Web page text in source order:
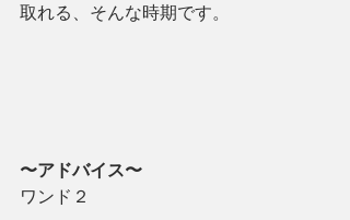
取れる、そんな時期です。
〜アドバイス〜
ワンド２